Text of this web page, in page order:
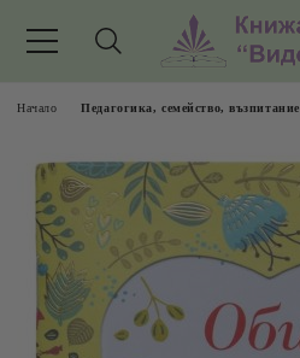
Начало Педагогика, семейство, възпитание